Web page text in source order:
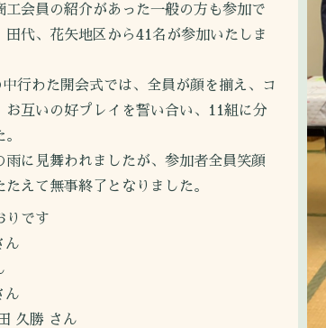
工会員の紹介があった一般の方も参加で
田代、花矢地区から41名が参加いたしま
行わた開会式では、全員が顔を揃え、コ
お互いの好プレイを誓い合い、11組に分
に見舞われましたが、参加者全員笑顔
えて無事終了となりました。
りです
久勝 さん